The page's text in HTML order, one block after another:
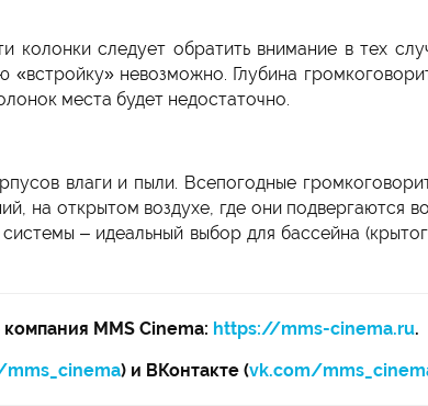
следует обратить внимание в тех
«встройку» невозможно. Глубина
места будет недостаточно.
влаги и пыли. Всепогодные
на открытом воздухе, где они подвергаются
– идеальный выбор для бассейна
MMS Cinema: https://mms-cinema.ru.
) и ВКонтакте (vk.com/